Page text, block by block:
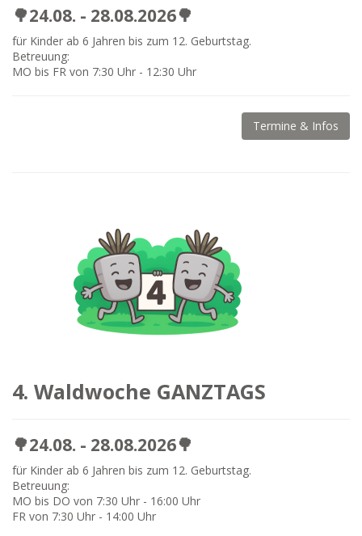
🌳24.08. - 28.08.2026🌳
für Kinder ab 6 Jahren bis zum 12. Geburtstag.
Betreuung:
MO bis FR von 7:30 Uhr - 12:30 Uhr
Termine & Infos
4. Waldwoche GANZTAGS
🌳24.08. - 28.08.2026🌳
für Kinder ab 6 Jahren bis zum 12. Geburtstag.
Betreuung:
MO bis DO von 7:30 Uhr - 16:00 Uhr
FR von 7:30 Uhr - 14:00 Uhr